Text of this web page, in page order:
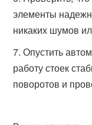
элементы
никаких шумов
Опустить
работу стоек
поворотов и